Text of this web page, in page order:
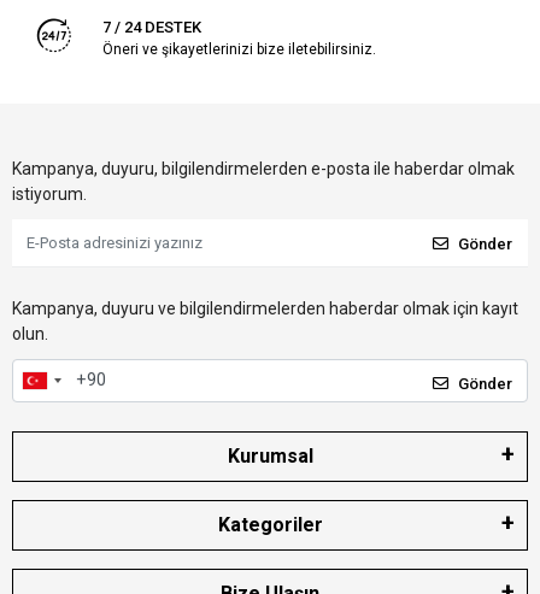
7 / 24 DESTEK
Öneri ve şikayetlerinizi bize iletebilirsiniz.
Kampanya, duyuru, bilgilendirmelerden e-posta ile haberdar olmak
istiyorum.
Gönder
Kampanya, duyuru ve bilgilendirmelerden haberdar olmak için kayıt
olun.
Gönder
Kurumsal
Kategoriler